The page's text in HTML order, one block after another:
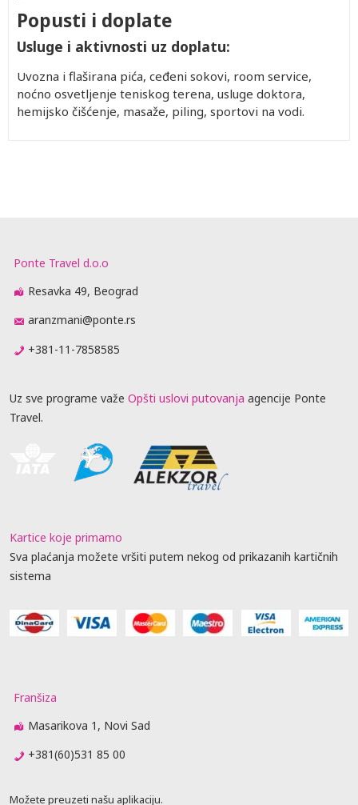
Popusti i doplate
Usluge i aktivnosti uz doplatu:
Uvozna i flaširana pića, ceđeni sokovi, room service,
noćno osvetljenje teniskog terena, usluge doktora,
hemijsko čišćenje, masaže, piling, sportovi na vodi.
Ponte Travel d.o.o
Resavka 49, Beograd
aranzmani@ponte.rs
+381-11-7858585
Uz sve programe važe Opšti uslovi putovanja agencije Ponte
Travel.
Kartice koje primamo
Sva plaćanja možete vršiti putem nekog od prikazanih kartičnih
sistema
Franšiza
Masarikova 1, Novi Sad
+381(60)531 85 00
Možete preuzeti našu aplikaciju.